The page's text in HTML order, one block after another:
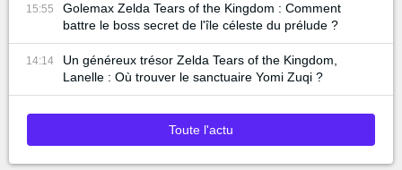
15:55
Golemax Zelda Tears of the Kingdom : Comment
battre le boss secret de l'île céleste du prélude ?
14:14
Un généreux trésor Zelda Tears of the Kingdom,
Lanelle : Où trouver le sanctuaire Yomi Zuqi ?
Toute l'actu